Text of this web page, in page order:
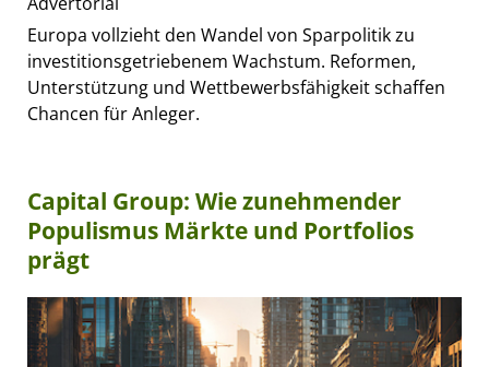
Europa vollzieht den Wandel von Sparpolitik zu
investitionsgetriebenem Wachstum. Reformen,
Unterstützung und Wettbewerbsfähigkeit schaffen
Chancen für Anleger.
Capital Group: Wie zunehmender
Populismus Märkte und Portfolios
prägt